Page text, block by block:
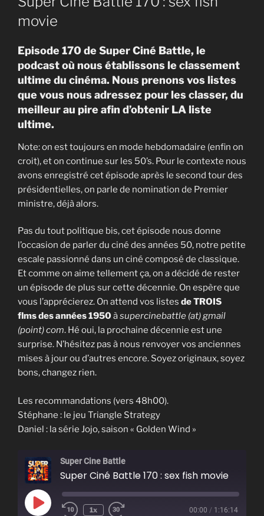
movie
Episode 170 de Super Ciné Battle, le
podcast où nous établissons le classement
ultime du cinéma. Nous prenons vos listes
que vous nous adressez pour les classer, du
meilleur au pire afin d’obtenir LA liste
ultime.
Note: on est toujours en mode hebdomadaire (enfin on
croit), et on continue sur les 50’s. Pour le contexte nous
avons enregistré cet épisode après le second tour des
présidentielles, on parle de nomination de Premier
ministre, déjà alors.
Pas du tout politique bis, cet épisode nous donne
l’occasion de parler du ciné des années 50, notre petite
escale passionné dans un ciné composé de classique.
Et comme on aime tellement ça, on a décidé de rester
un épisode de plus sur cette décennie. On espère que
vous l’apprécierez. On attend vos listes de TROIS
flms des années 1950àsupercinebattle (at) gmail
(point) com. Hé oui, la prochaine décennie est une
surprise. N’hésitez pas à nous renvoyer vos anciennes
mises à jour ou d’autres encore. Soyez originaux, soyez
bons, changez rien.
Les recommandations (vers 48h00).
Stéphane : le jeu Triangle Strategy
Daniel : la série Jojo, saison « Golden Wind »
Super Cine Battle
Super Ciné Battle 170 : sex fish movie
Play
Episode
1x 00:00 / 1:16:14